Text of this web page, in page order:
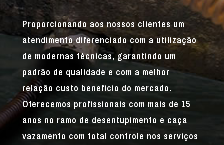
Proporcionando aos nossos clientes um
atendimento diferenciado com a utilização
de modernas técnicas, garantindo um
padrão de qualidade e com a melhor
relação custo beneficio do mercado.
Oferecemos profissionais com mais de 15
anos no ramo de desentupimento e caça
vazamento com total controle nos serviços